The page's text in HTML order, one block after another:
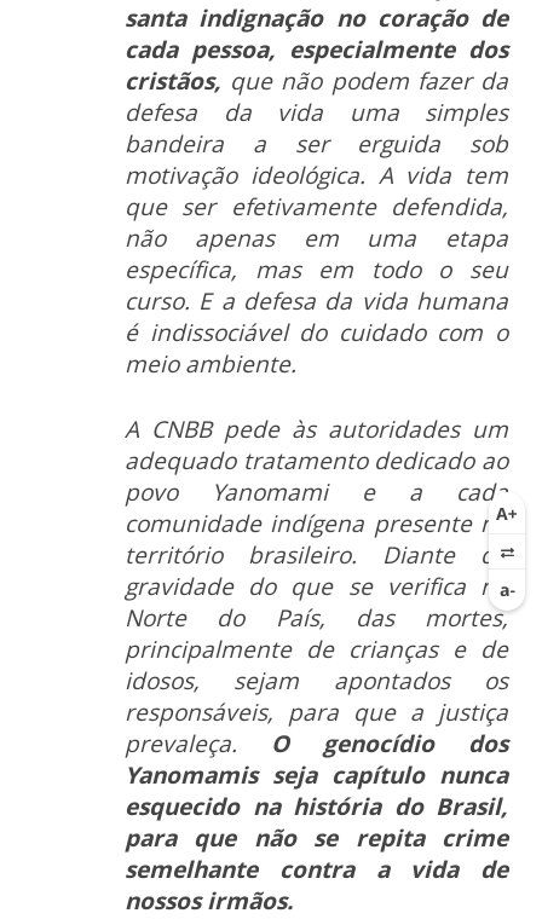
santa indignação no coração de
cada pessoa, especialmente dos
cristãos, que não podem fazer da
defesa da vida uma simples
bandeira a ser erguida sob
motivação ideológica. A vida tem
que ser efetivamente defendida,
não apenas em uma etapa
específica, mas em todo o seu
curso. E a defesa da vida humana
é indissociável do cuidado com o
meio ambiente.
A CNBB pede às autoridades um
adequado tratamento dedicado ao
povo Yanomami e a cada
comunidade indígena presente no
território brasileiro. Diante da
gravidade do que se verifica no
Norte do País, das mortes,
principalmente de crianças e de
idosos, sejam apontados os
responsáveis, para que a justiça
prevaleça. O genocídio dos
Yanomamis seja capítulo nunca
esquecido na história do Brasil,
para que não se repita crime
semelhante contra a vida de
nossos irmãos.